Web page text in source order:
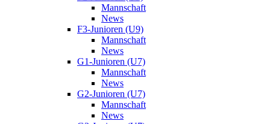
Mannschaft
News
F3-Junioren (U9)
Mannschaft
News
G1-Junioren (U7)
Mannschaft
News
G2-Junioren (U7)
Mannschaft
News